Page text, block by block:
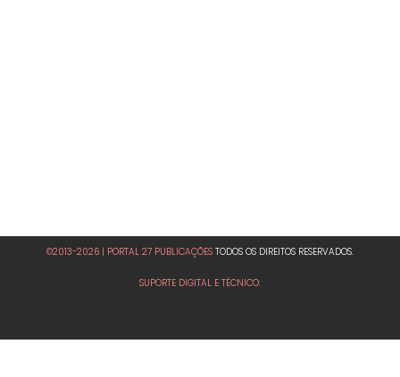
©2013-2026 | PORTAL 27 PUBLICAÇÕES TODOS OS DIREITOS RESERVADOS.
SUPORTE DIGITAL E TÉCNICO: